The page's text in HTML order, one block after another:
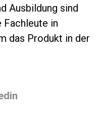
Ausbildung sind
Fachleute in
das Produkt in der